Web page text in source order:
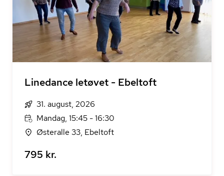
Linedance letøvet - Ebeltoft
31. august, 2026
Mandag, 15:45 - 16:30
Østeralle 33, Ebeltoft
795 kr.